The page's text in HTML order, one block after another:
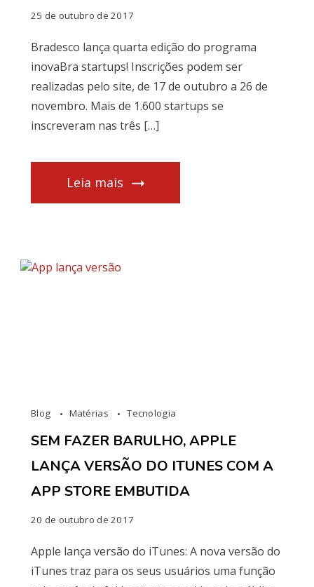
25 de outubro de 2017
Bradesco lança quarta edição do programa
inovaBra startups! Inscrições podem ser
realizadas pelo site, de 17 de outubro a 26 de
novembro. Mais de 1.600 startups se
inscreveram nas três […]
Leia mais
Blog Matérias Tecnologia
SEM FAZER BARULHO, APPLE
LANÇA VERSÃO DO ITUNES COM A
APP STORE EMBUTIDA
20 de outubro de 2017
Apple lança versão do iTunes: A nova versão do
iTunes traz para os seus usuários uma função